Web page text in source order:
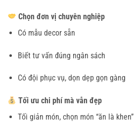
Chọn đơn vị chuyên nghiệp
Có mẫu decor sẵn
Biết tư vấn đúng ngân sách
Có đội phục vụ, dọn dẹp gọn gàng
Tối ưu chi phí mà vẫn đẹp
Tối giản món, chọn món “ăn là khen”